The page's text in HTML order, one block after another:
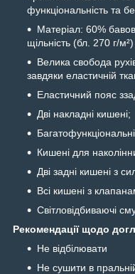
функціональність та
Матеріал: 60%
щільність (бл. 270 г/м²)
Велика свобода
завдяки еластичній
Еластичний пояс
Дві накладні кишені;
Кишені для
Дві задні кишені з
Всі кишені з
Світловідбиваючі
Рекомендації щодо
Не відбілювати
Не сушити в